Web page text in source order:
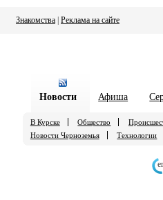
Знакомства Реклама на сайте
Новости Афиша
В Курске Общество
Новости Черноземья
Технологии